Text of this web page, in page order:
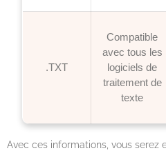
.TXT
Compatible
avec tous les
logiciels de
traitement de
texte
Avec ces informations, vous serez